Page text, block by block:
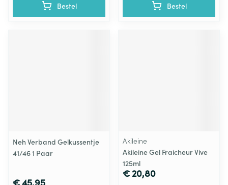
Bestel Bestel
Neh Verband Gelkussentje
41/46 1 Paar
€ 45,95
Akileine
Akileine Gel Fraicheur Vive
125ml
€ 20,80